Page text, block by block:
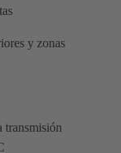
y zonas
transmisión